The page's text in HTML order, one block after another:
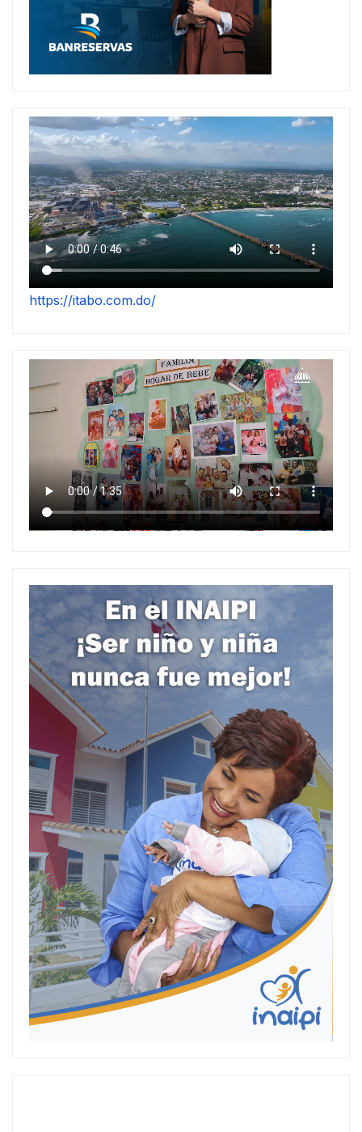
https://itabo.com.do/